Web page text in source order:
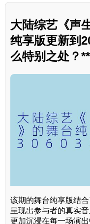
大陆综艺《声
纯享版更新到
么特别之处？
该期的舞台纯享版结
呈现出参与者的真实
更加沉浸在每一场演